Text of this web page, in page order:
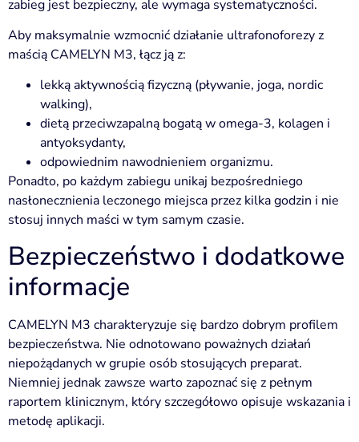
zabieg jest bezpieczny, ale wymaga systematyczności.
Aby maksymalnie wzmocnić działanie ultrafonoforezy z
maścią CAMELYN M3, łącz ją z:
lekką aktywnością fizyczną (pływanie, joga, nordic
walking),
dietą przeciwzapalną bogatą w omega-3, kolagen i
antyoksydanty,
odpowiednim nawodnieniem organizmu.
Ponadto, po każdym zabiegu unikaj bezpośredniego
nasłonecznienia leczonego miejsca przez kilka godzin i nie
stosuj innych maści w tym samym czasie.
Bezpieczeństwo i dodatkowe
informacje
CAMELYN M3 charakteryzuje się bardzo dobrym profilem
bezpieczeństwa. Nie odnotowano poważnych działań
niepożądanych w grupie osób stosujących preparat.
Niemniej jednak zawsze warto zapoznać się z pełnym
raportem klinicznym, który szczegółowo opisuje wskazania i
metodę aplikacji.